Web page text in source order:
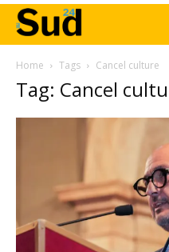
Home Tags Cancel culture
Tag: Cancel